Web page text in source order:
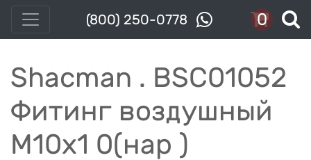
(800) 250-0778 0
Shacman . BSC01052
Фитинг воздушный
M10x1 0(нар )